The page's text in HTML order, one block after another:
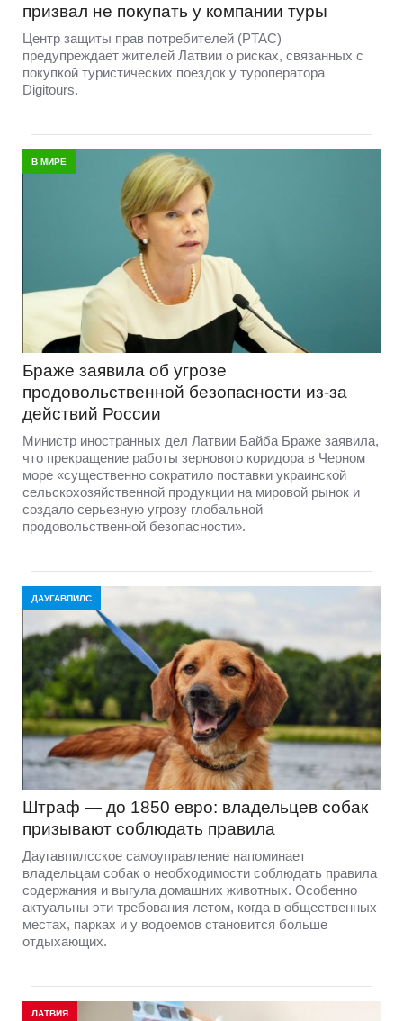
призвал не покупать у компании туры
Центр защиты прав потребителей (PTAC)
предупреждает жителей Латвии о рисках, связанных с
покупкой туристических поездок у туроператора
Digitours.
В МИРЕ
Браже заявила об угрозе
продовольственной безопасности из-за
действий России
Министр иностранных дел Латвии Байба Браже заявила,
что прекращение работы зернового коридора в Черном
море «существенно сократило поставки украинской
сельскохозяйственной продукции на мировой рынок и
создало серьезную угрозу глобальной
продовольственной безопасности».
ДАУГАВПИЛС
Штраф — до 1850 евро: владельцев собак
призывают соблюдать правила
Даугавпилсское самоуправление напоминает
владельцам собак о необходимости соблюдать правила
содержания и выгула домашних животных. Особенно
актуальны эти требования летом, когда в общественных
местах, парках и у водоемов становится больше
отдыхающих.
ЛАТВИЯ